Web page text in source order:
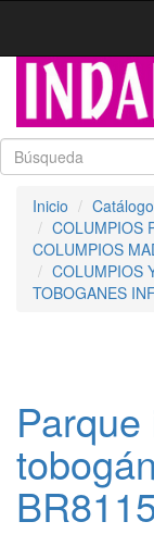
Inicio
Catálogo
COLUMPIOS
COLUMPIOS
COLUMPIOS
TOBOGANES